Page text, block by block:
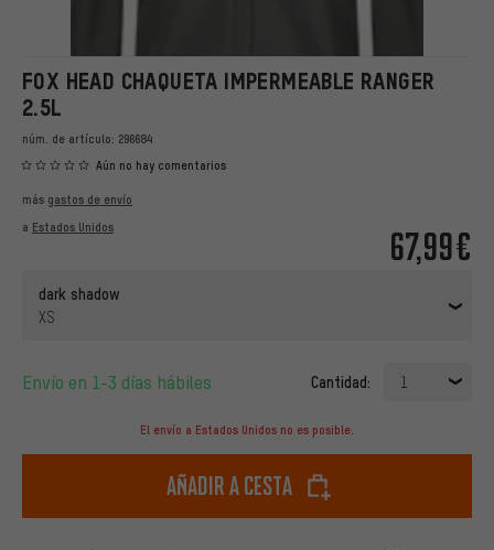
FOX HEAD CHAQUETA IMPERMEABLE RANGER
2.5L
núm. de artículo: 296684
Aún no hay comentarios
67,99€
más gastos de envío
a Estados Unidos
dark shadow
XS
Envío en 1-3 días hábiles Cantidad: 1
El envío a Estados Unidos no es posible.
Añadir a cesta